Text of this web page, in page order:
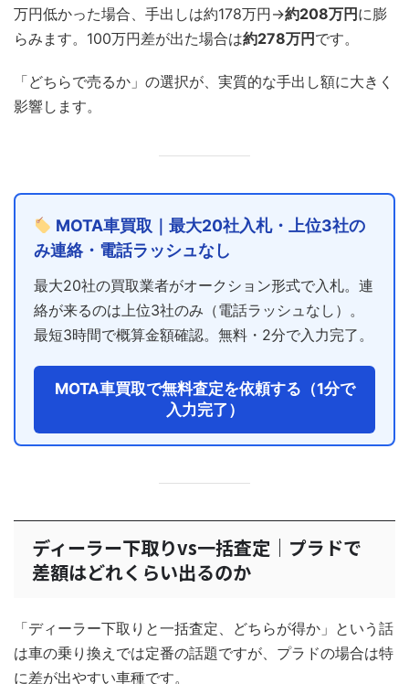
万円低かった場合、手出しは約178万円→約208万円 に膨
らみます。100万円差が出た場合は約278万円 です。
「どちらで売るか」の選択が、実質的な手出し額に大きく
影響します。
MOTA車買取｜最大20社入札・上位3社の
み連絡・電話ラッシュなし
最大20社の買取業者がオークション形式で入札。連
絡が来るのは上位3社のみ（電話ラッシュなし）。
最短3時間で概算金額確認。無料・2分で入力完了。
MOTA車買取で無料査定を依頼する（1分で
入力完了）
ディーラー下取りvs一括査定｜プラドで
差額はどれくらい出るのか
「ディーラー下取りと一括査定、どちらが得か」という話
は車の乗り換えでは定番の話題ですが、プラドの場合は特
に差が出やすい車種です。